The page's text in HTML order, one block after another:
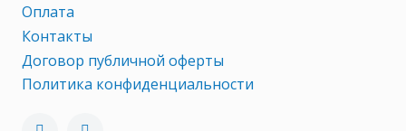
Оплата
Контакты
Договор публичной оферты
Политика конфиденциальности